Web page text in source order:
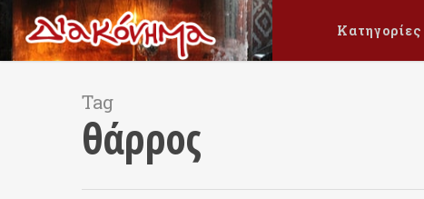
Κατηγορίες
Tag
θάρρος